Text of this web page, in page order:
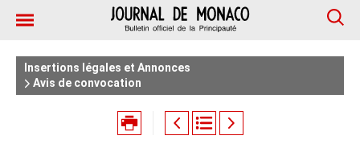
Insertions légales et Annonces
Avis de convocation